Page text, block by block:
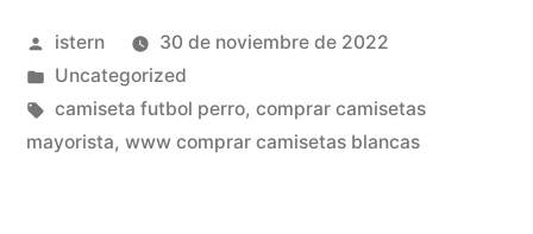
Publicado
por
istern
30 de noviembre de 2022
Publicado
en
Uncategorized
Etiquetas:
camiseta futbol perro, comprar camisetas
mayorista, www comprar camisetas blancas